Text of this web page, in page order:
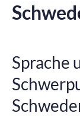
Sprache